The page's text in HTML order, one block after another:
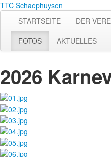
TTC Schaephuysen
STARTSEITE
DER
FOTOS
AKTUELLES
2026